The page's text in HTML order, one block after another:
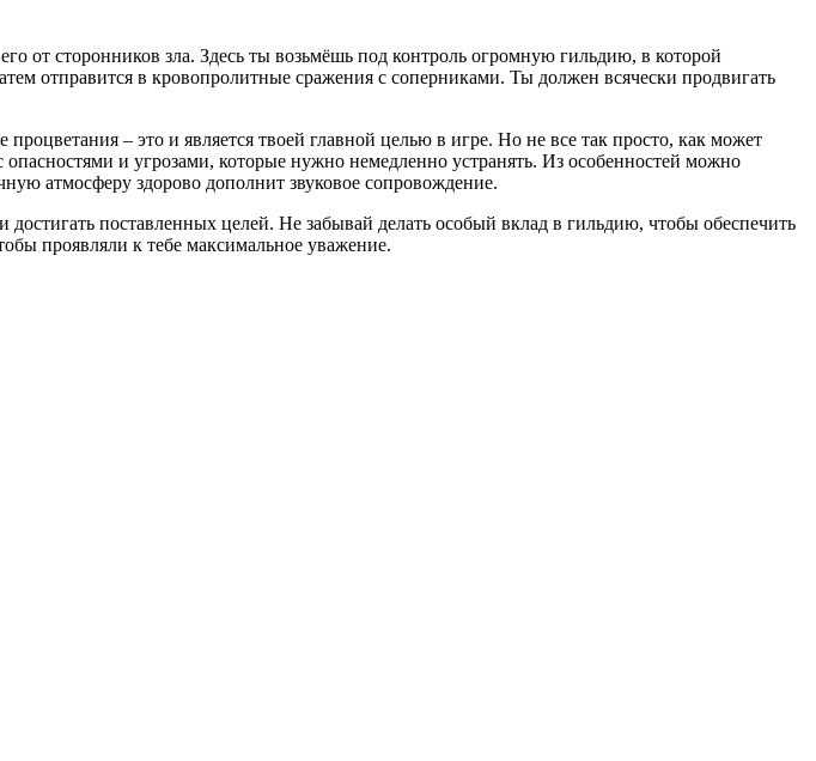
от сторонников зла. Здесь ты возьмёшь под контроль огромную гильдию, в которой
отправится в кровопролитные сражения с соперниками. Ты должен всячески продвигать
– это и является твоей главной целью в игре. Но не все так просто, как может
опасностями и угрозами, которые нужно немедленно устранять. Из особенностей можно
атмосферу здорово дополнит звуковое сопровождение.
поставленных целей. Не забывай делать особый вклад в гильдию, чтобы обеспечить
проявляли к тебе максимальное уважение.